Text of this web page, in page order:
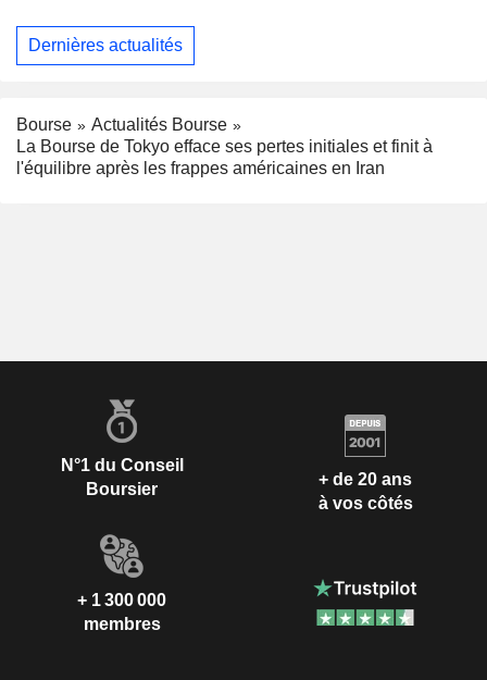
Dernières actualités
Bourse
Actualités Bourse
La Bourse de Tokyo efface ses pertes initiales et finit à
l'équilibre après les frappes américaines en Iran
N°1 du Conseil
Boursier
+ de 20 ans
à vos côtés
+ 1 300 000
membres